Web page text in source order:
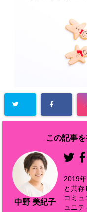
この記事
中野 美紀子
2019
と共存
コミュ
ュニ